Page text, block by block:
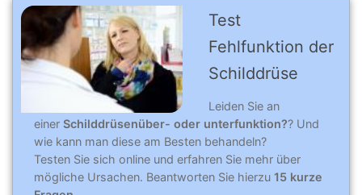
Test
Fehlfunktion der
Schilddrüse
Leiden Sie an
einer Schilddrüsenüber- oder unterfunktion?? Und
wie kann man diese am Besten behandeln?
Testen Sie sich online und erfahren Sie mehr über
mögliche Ursachen. Beantworten Sie hierzu 15 kurze